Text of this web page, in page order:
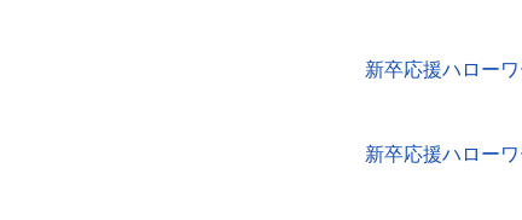
新卒応援ハロー
新卒応援ハロー